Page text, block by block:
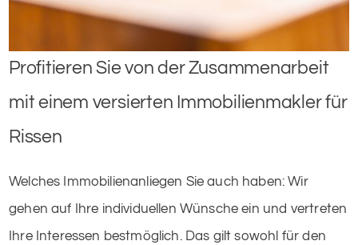
Profitieren Sie von der Zusammenarbeit
mit einem versierten Immobilienmakler für
Rissen
Welches Immobilienanliegen Sie auch haben: Wir
gehen auf Ihre individuellen Wünsche ein und vertreten
Ihre Interessen bestmöglich. Das gilt sowohl für den